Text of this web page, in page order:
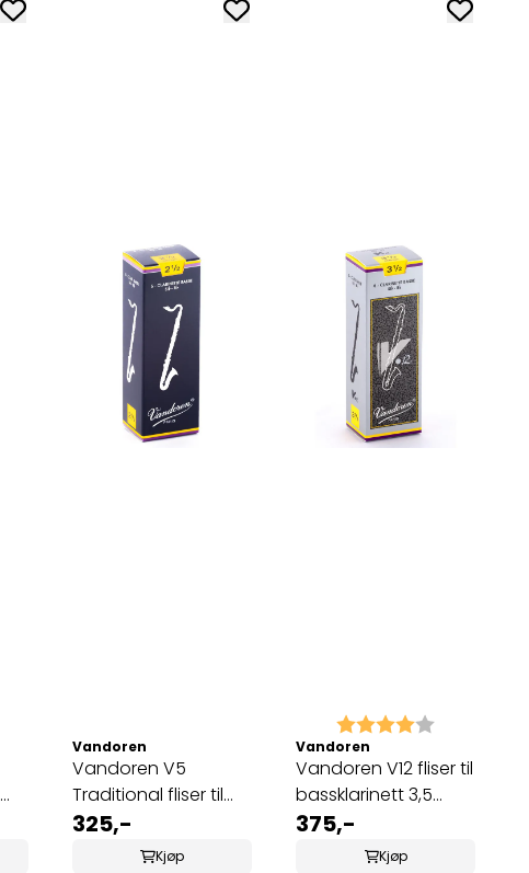
Vandoren
Vandoren V5
Traditional fliser til
bassklarinett 2 1/2
(CR1225)
325,-
Kjøp
Karakter:
Vandoren
Vandoren V12 fliser til
bassklarinett 3,5
(CR6235)
375,-
Kjøp